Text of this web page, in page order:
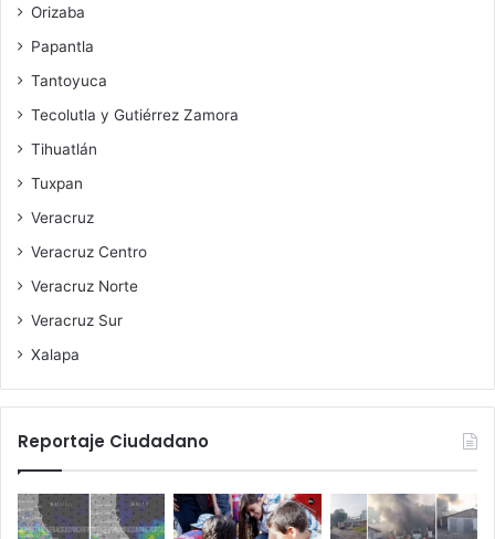
Orizaba
Papantla
Tantoyuca
Tecolutla y Gutiérrez Zamora
Tihuatlán
Tuxpan
Veracruz
Veracruz Centro
Veracruz Norte
Veracruz Sur
Xalapa
Reportaje Ciudadano